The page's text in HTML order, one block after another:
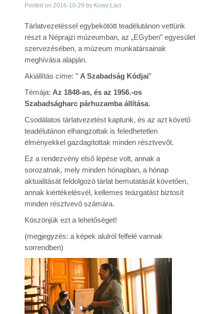
Képek
Videók
Rólunk
Kapcsolat
Posted on 2016-10-29 by Kowy Laci
Tárlatvezetéssel egybekötött teadélutánon vettünk
részt a Néprajzi múzeumban, az „EGyben” egyesület
szervezésében, a múzeum munkatársainak
meghívása alapján.
Akiállítás címe: ” A Szabadság Kódjai”
Témája: Az 1848-as, és az 1956.-os
Szabadságharc párhuzamba állítása.
Csodálatos tárlatvezetést kaptunk, és az azt követő
teadélutánon elhangzottak is feledhetetlen
élményekkel gazdagítottak minden résztvevőt.
Ez a rendezvény első lépése volt, annak a
sorozatnak, mely minden hónapban, a hónap
aktualitását feldolgozó tárlat bemutatását követően,
annak kiértékelésvél, kellemes teázgatást biztosít
minden résztvevő számára.
Köszönjük ezt a lehetőséget!
(megjegyzés: a képek alulról felfelé vannak
sorrendben)